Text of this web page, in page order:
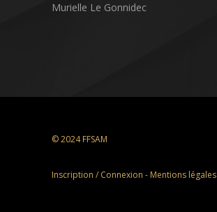
Murielle Le Gonnidec
© 2024 FFSAM
Inscription / Connexion - Mentions légales